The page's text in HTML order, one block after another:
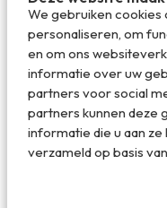
We gebruiken
personaliseren, om
en om ons
informatie over uw
partners voor social
partners kunnen deze
informatie die u aan
verzameld op basis
Machu Picchu in Peru
5. De
Jordanië
De Rotswoningen van